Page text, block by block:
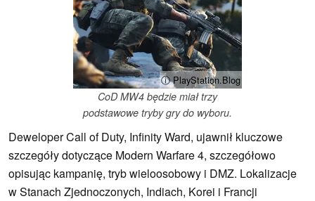
ⓘ PlayStation.Blog
CoD MW4 będzie miał trzy
podstawowe tryby gry do wyboru.
Deweloper Call of Duty, Infinity Ward, ujawnił kluczowe
szczegóły dotyczące Modern Warfare 4, szczegółowo
opisując kampanię, tryb wieloosobowy i DMZ. Lokalizacje
w Stanach Zjednoczonych, Indiach, Korei i Francji